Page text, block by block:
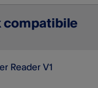
compatibile
Reader V1